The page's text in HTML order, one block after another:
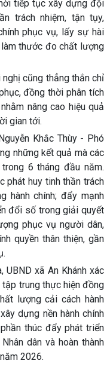
tiếp tục xây dựng đội
trách nhiệm, tận tụy,
phục vụ, lấy sự hài
thước đo chất lượng
cũng thẳng thắn chỉ
đồng thời phân tích
nâng cao hiệu quả
gian tới.
Khắc Thùy- Phó
những kết quả mà các
6 tháng đầu năm.
phát huy tinh thần trách
hành chính; đẩy mạnh
đổi số trong giải quyết
phục vụ người dân,
quyền thân thiện, gần
xã An Khánh xác
trung thực hiện đồng
lượng cải cách hành
dựng nền hành chính
thúc đẩy phát triển
dân và hoàn thành
2026.